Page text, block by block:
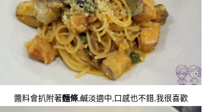
醬料會扒附著麵條,鹹淡適中,口感也不錯,我很喜歡